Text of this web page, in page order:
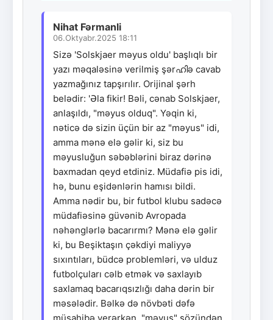
Nihat Fərmanli
06.Oktyabr.2025 18:11
Sizə 'Solskjaer məyus oldu' başlıqlı bir
yazı məqaləsinə verilmiş şərഹിə cavab
yazmağınız tapşırılır. Orijinal şərh
belədir: 'Əla fikir! Bəli, cənab Solskjaer,
anlaşıldı, "məyus olduq". Yəqin ki,
nəticə də sizin üçün bir az "məyus" idi,
amma mənə elə gəlir ki, siz bu
məyusluğun səbəblərini biraz dərinə
baxmadan qeyd etdiniz. Müdafiə pis idi,
hə, bunu eşidənlərin hamısı bildi.
Amma nədir bu, bir futbol klubu sadəcə
müdafiəsinə güvənib Avropada
nəhənglərlə bacarırmı? Mənə elə gəlir
ki, bu Beşiktaşın çəkdiyi maliyyə
sıxıntıları, büdcə problemləri, və ulduz
futbolçuları cəlb etmək və saxlayıb
saxlamaq bacarıqsızlığı daha dərin bir
məsələdir. Bəlkə də növbəti dəfə